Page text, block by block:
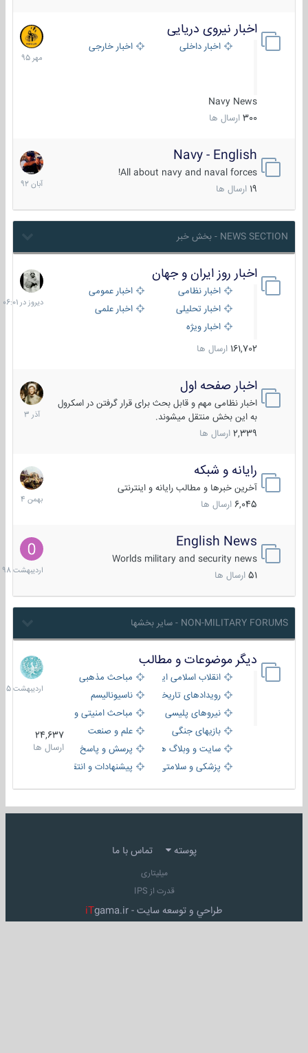
اخبار نیروی دریایی
اخبار داخلی اخبار خارجی
Navy News
300 ارسال ها
27
مهر
1395
Navy - English
All about navy and naval forces!
ارسال ها
22
آبان
1392
NEWS SECTION - بخش خبر
اخبار روز ایران و جهان
اخبار نظامی
اخبار عمومی
اخبار تحلیلی
اخبار علمی
اخبار ویژه
161,702 ارسال ها
دیروز
در
06:01
اخبار صفحه اول
اخبار نظامی مهم و قابل بحث برای قرار گرفتن در اسکرول
به این بخش منتقل میشوند.
2,339 ارسال ها
7
آذر
1403
رایانه و شبکه
آخرین خبرها و مطالب رایانه و اینترنتی
6,045 ارسال ها
30
بهمن
1404
English News
Worlds military and security news
51 ارسال ها
10
1398
NON-MILITARY FORUMS - سایر بخشها
دیگر موضوعات و مطالب
انقلاب اسلامی ایران
مباحث مذهبی
رویدادهای تاریخی و مذهبیناسیونالیسم
نیروهای پلیسی
مباحث امنیتی و اطلاعاتی
بازیهای جنگی
علم و صنعت
سایت و وبلاگ ها
پرسش و پاسخ
پزشکی و سلامتی
پیشنهادات و انتقادات
24,637
ارسال ها
8
1405
پوسته تماس با ما
میلیتاری
قدرت از IPS
طراحي و توسعه سايت - iTgama.ir